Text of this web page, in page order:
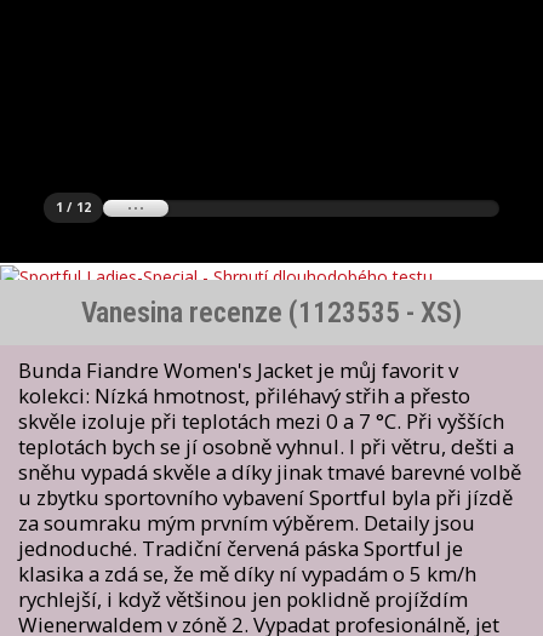
1 / 12
Vanesina recenze (1123535 - XS)
Bunda Fiandre Women's Jacket je můj favorit v
kolekci: Nízká hmotnost, přiléhavý střih a přesto
skvěle izoluje při teplotách mezi 0 a 7 °C. Při vyšších
teplotách bych se jí osobně vyhnul. I při větru, dešti a
sněhu vypadá skvěle a díky jinak tmavé barevné volbě
u zbytku sportovního vybavení Sportful byla při jízdě
za soumraku mým prvním výběrem. Detaily jsou
jednoduché. Tradiční červená páska Sportful je
klasika a zdá se, že mě díky ní vypadám o 5 km/h
rychlejší, i když většinou jen poklidně projíždím
Wienerwaldem v zóně 2. Vypadat profesionálně, jet